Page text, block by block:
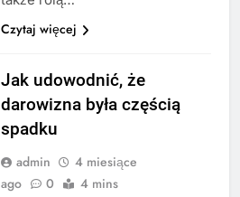
Czytaj więcej
Jak udowodnić, że
darowizna była częścią
spadku
admin
4 miesiące
ago
0 4 mins